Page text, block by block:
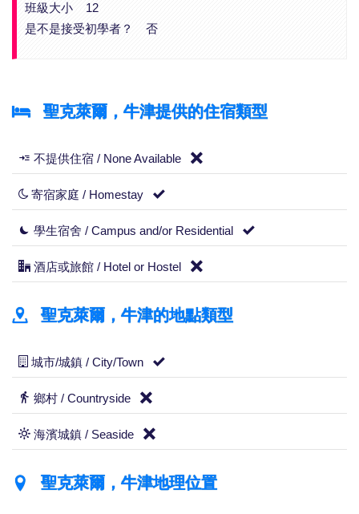
班級大小 12
是不是接受初學者？ 否
聖克萊爾，牛津提供的住宿類型
不提供住宿 / None Available
寄宿家庭 / Homestay
學生宿舍 / Campus and/or Residential
酒店或旅館 / Hotel or Hostel
聖克萊爾，牛津的地點類型
城市/城鎮 / City/Town
鄉村 / Countryside
海濱城鎮 / Seaside
聖克萊爾，牛津地理位置